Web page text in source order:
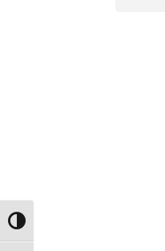
Toggle High Contrast